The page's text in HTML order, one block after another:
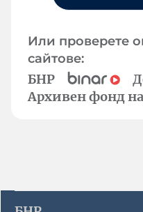
Или проверете
сайтове:
БНР
Архивен фонд